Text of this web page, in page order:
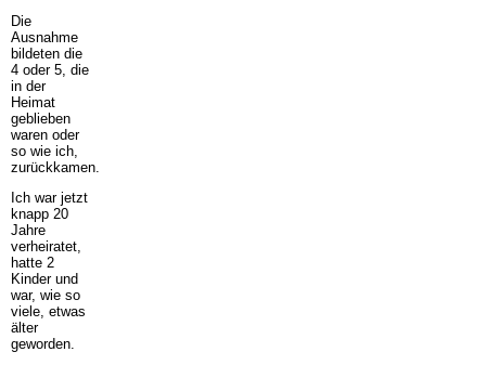
Die
Ausnahme
bildeten die
4 oder 5, die
in der
Heimat
geblieben
waren oder
so wie ich,
zurückkamen.
Ich war jetzt
knapp 20
Jahre
verheiratet,
hatte 2
Kinder und
war, wie so
viele, etwas
älter
geworden.